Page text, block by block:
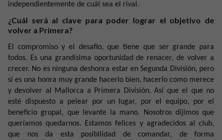
independientemente de cuál sea el rival.
¿Cuál será al clave para poder lograr el objetivo de
volver a Primera?
El compromiso y el desafío, que tiene que ser grande para
todos. Es una grandísima oportunidad de renacer, de volver a
crecer. No es ninguna deshonra estar en Segunda División, pero
sí es una honra muy grande hacerlo bien, hacerlo como merece
y devolver al Mallorca a Primera División. Así que el que no
esté dispuesto a pelear por un lugar, por el equipo, por el
beneficio grupal, que levante la mano. Nosotros dijimos que
queríamos quedarnos. Estamos felices y agradecidos al club,
que nos da esta posibilidad de comandar, de forma